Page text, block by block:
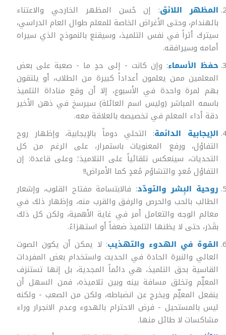
المظهر اللائق: إن حُسن المظهر الخارجي والاعتناء
بالهندام، وحتى الأغراض الخاصة للمعلم طوال العام الدراسي،
سيترك أثراً في نفس التلميذ، وسيقنع بالنموذج الذي سيراه
أمامه وسيرافقه.
حفظ الأسماء: وإن كانت - إلى حدٍ ما - صعبة على بعض
المعلمين ممن يعلمون أعداداً كبيرة من الطلاب، أو يلتقون
بهم لمرة واحدة في الأسبوع، إلا أن وقع مناداة التلميذ
باسمه المباشر (وليس اسم العائلة) سيرسخ في ذهن الأخير
دقة أداء المعلم في تخصيصه بالعلاقة معه.
الإيجابية الدائمة: التحلي دوماً بالإيجابية، وإظهار روح
التفاؤل، ورفع المعنويات باستمرار، على الرغم من كل
التحديات، سينعكس تلقائياً على التلاميذ؛ وعلى قاعدة: إن
التفاؤل مُعدٍ والتشاؤم مُعدٍ كما الأمراض!!
روحية البِشر والتودّد: فالابتسامة مفتاح القلوب، وإشعار
الطالب بالحب والحرص والرفق والقرب منه، وإظهار ذلك في
معالم الوجه والتعامل أمر في غاية الأهمية، ولكن كل ذلك
بقَدَر، حتى لا يظنها التلميذ ضعفاً أو استهزاءً.
القوة في الهدوء والتهذيب: لا يمكن أن يكون الصوت
العالي والنبرة الحادة في الحديث واستخدام بعض المفردات
القاسية بحق التلميذ، هي دائماً المجدية، بل إنها تستنزف
المعلِّم وتخلق مسافة بينه وبين تلاميذه، فمن السهل أن
ينفعل المعلِّم ويخرج عن انضباطه، ولكن من الصعب - ولكنه
ليس بالمستحيل - فرض الاحترام بالهدوء وعدم الانجرار وراء
مشاكسات لا طائل منها.